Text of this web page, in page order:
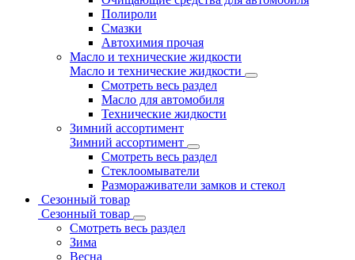
Полироли
Смазки
Автохимия прочая
Масло и технические жидкости
Масло и технические жидкости
Смотреть весь раздел
Масло для автомобиля
Технические жидкости
Зимний ассортимент
Зимний ассортимент
Смотреть весь раздел
Стеклоомыватели
Размораживатели замков и стекол
Сезонный товар
Сезонный товар
Смотреть весь раздел
Зима
Весна